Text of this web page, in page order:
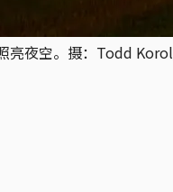
亮夜空。摄：Todd